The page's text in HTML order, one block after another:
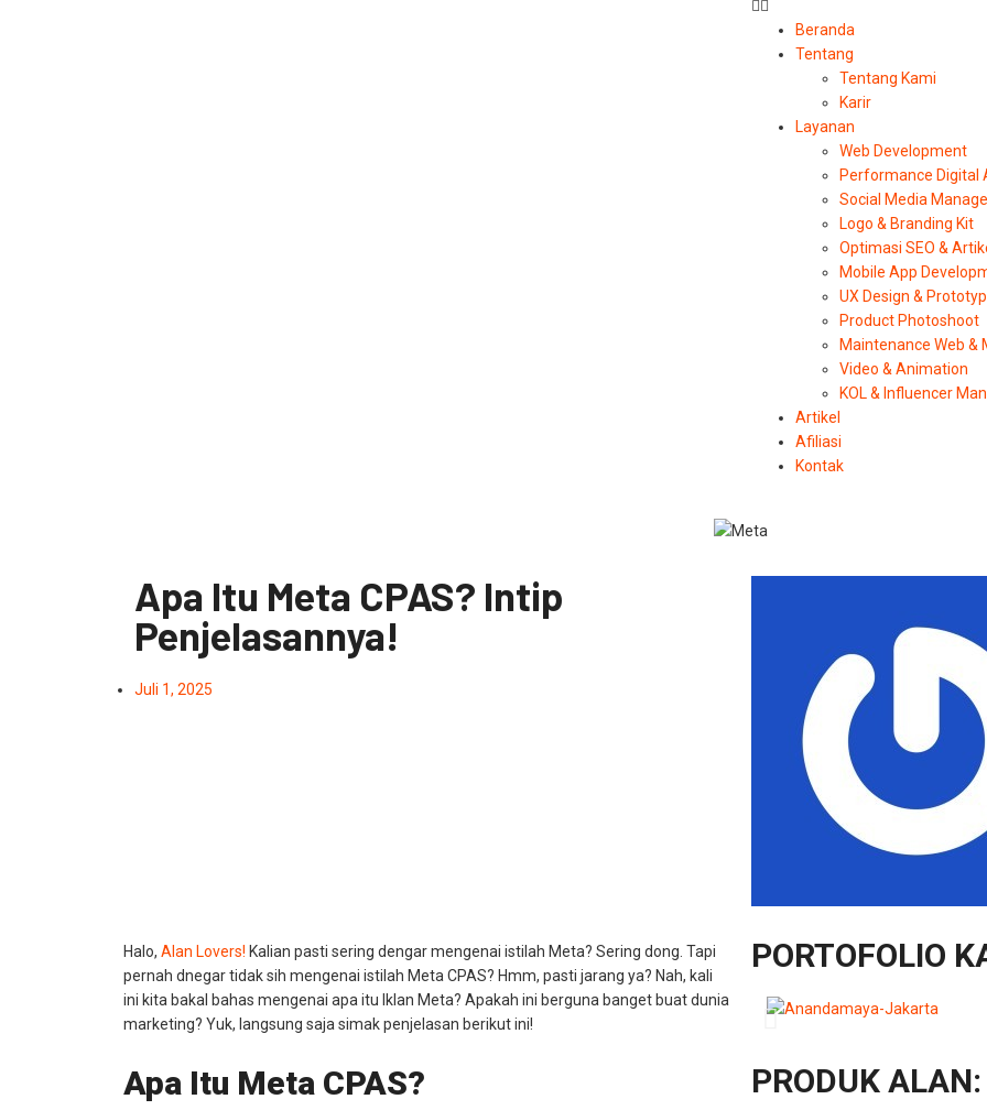
Beranda
Tentang
Tentang Kami
Karir
Layanan
Web Development
Performance Digital
Social Media
Logo & Branding Kit
Optimasi SEO &
Mobile App
UX Design &
Product Photoshoot
Maintenance Web &
Video & Animation
KOL & Influencer
Artikel
Afiliasi
Kontak
Apa Itu Meta CPAS? Intip
Penjelasannya!
Juli 1, 2025
Halo, Alan Lovers! Kalian pasti sering dengar mengenai istilah Meta? Sering dong. Tapi
pernah dnegar tidak sih mengenai istilah Meta CPAS? Hmm, pasti jarang ya? Nah, kali
ini kita bakal bahas mengenai apa itu Iklan Meta? Apakah ini berguna banget buat dunia
marketing? Yuk, langsung saja simak penjelasan berikut ini!
Apa Itu Meta CPAS?
PORTOFOLIO
PRODUK ALAN: